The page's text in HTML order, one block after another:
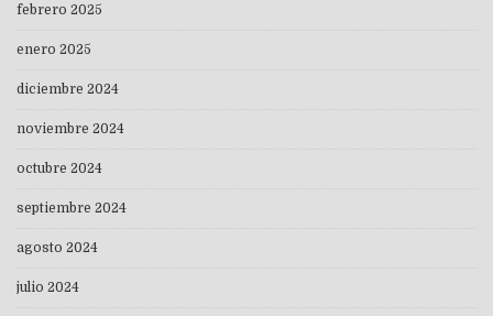
febrero 2025
enero 2025
diciembre 2024
noviembre 2024
octubre 2024
septiembre 2024
agosto 2024
julio 2024